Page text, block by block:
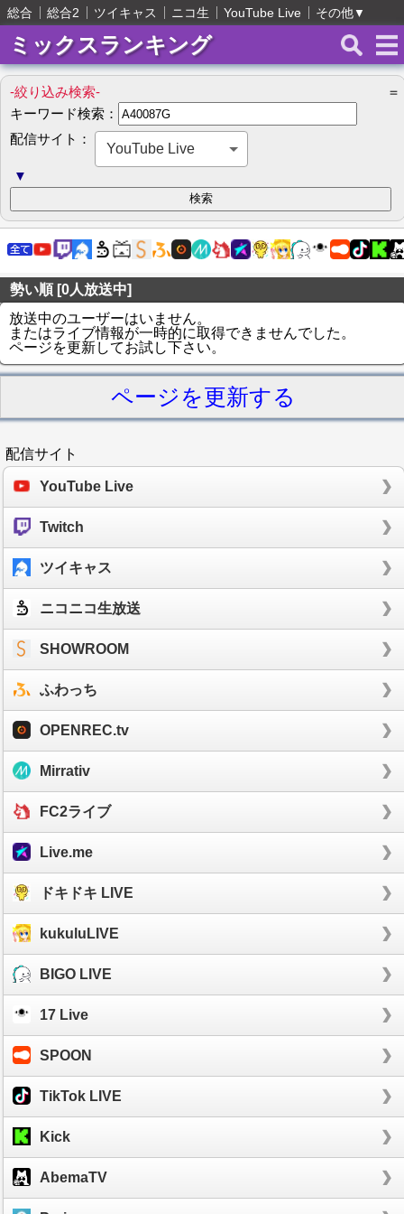
総合 総合2 ツイキャス ニコ生 YouTube Live その他▼
ミックスランキング
-絞り込み検索-
＝
キーワード検索：
配信サイト：
YouTube Live
▼
勢い順 [0人放送中]
放送中のユーザーはいません。
またはライブ情報が一時的に取得できませんでした。
ページを更新してお試し下さい。
ページを更新する
配信サイト
YouTube Live
Twitch
ツイキャス
ニコニコ生放送
SHOWROOM
ふわっち
OPENREC.tv
Mirrativ
FC2ライブ
Live.me
ドキドキ LIVE
kukuluLIVE
BIGO LIVE
17 Live
SPOON
TikTok LIVE
Kick
AbemaTV